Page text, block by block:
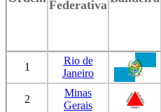
Federativa
1
Rio de
Janeiro
2
Minas
Gerais